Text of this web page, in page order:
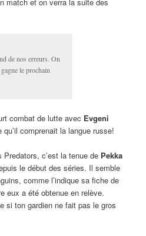
match et on verra la suite des
de nos erreurs. On
le prochain
combat de lutte avec Evgeni
comprenait la langue russe!
c’est la tenue de Pekka
le début des séries. Il semble
comme l’indique sa fiche de
eux a été obtenue en relève.
si ton gardien ne fait pas le gros